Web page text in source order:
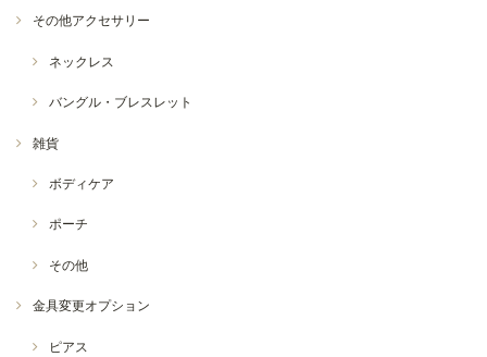
その他アクセサリー
ネックレス
バングル・ブレスレット
雑貨
ボディケア
ポーチ
その他
金具変更オプション
ピアス